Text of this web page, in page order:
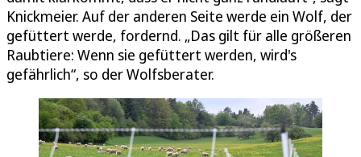
Knickmeier. Auf der anderen Seite werde ein Wolf, der
gefüttert werde, fordernd. „Das gilt für alle größeren
Raubtiere: Wenn sie gefüttert werden, wird's
gefährlich“, so der Wolfsberater.